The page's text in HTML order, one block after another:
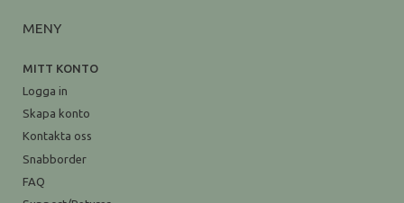
MENY
MITT KONTO
Logga in
Skapa konto
Kontakta oss
Snabborder
FAQ